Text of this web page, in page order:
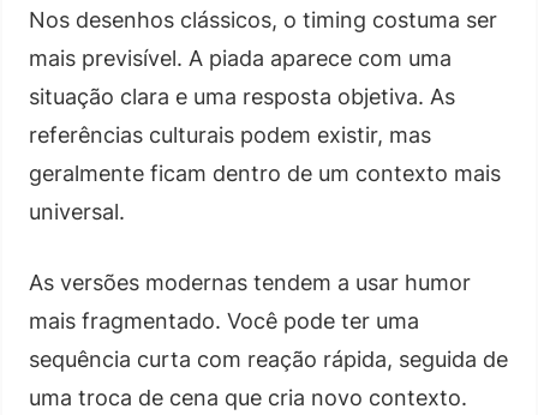
Nos desenhos clássicos, o timing costuma ser
mais previsível. A piada aparece com uma
situação clara e uma resposta objetiva. As
referências culturais podem existir, mas
geralmente ficam dentro de um contexto mais
universal.
As versões modernas tendem a usar humor
mais fragmentado. Você pode ter uma
sequência curta com reação rápida, seguida de
uma troca de cena que cria novo contexto.